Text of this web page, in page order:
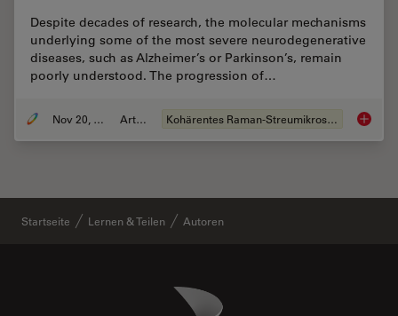
Despite decades of research, the molecular mechanisms
underlying some of the most severe neurodegenerative
diseases, such as Alzheimer’s or Parkinson’s, remain
poorly understood. The progression of…
Nov 20, 2019 Artikel Kohärentes Raman-Streumikroskop (CRS)
Startseite Lernen & Teilen Autoren
Danaher Logo